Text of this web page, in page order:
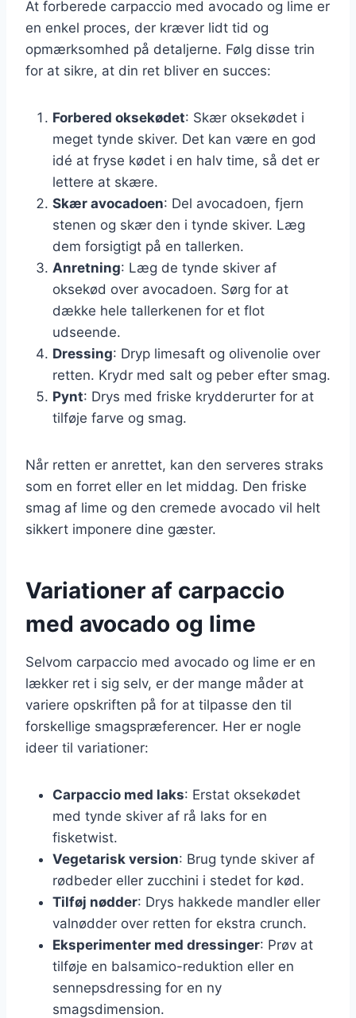
At forberede carpaccio med avocado og lime er
en enkel proces, der kræver lidt tid og
opmærksomhed på detaljerne. Følg disse trin
for at sikre, at din ret bliver en succes:
Forbered oksekødet: Skær oksekødet i
meget tynde skiver. Det kan være en god
idé at fryse kødet i en halv time, så det er
lettere at skære.
Skær avocadoen: Del avocadoen, fjern
stenen og skær den i tynde skiver. Læg
dem forsigtigt på en tallerken.
Anretning: Læg de tynde skiver af
oksekød over avocadoen. Sørg for at
dække hele tallerkenen for et flot
udseende.
Dressing: Dryp limesaft og olivenolie over
retten. Krydr med salt og peber efter smag.
Pynt: Drys med friske krydderurter for at
tilføje farve og smag.
Når retten er anrettet, kan den serveres straks
som en forret eller en let middag. Den friske
smag af lime og den cremede avocado vil helt
sikkert imponere dine gæster.
Variationer af carpaccio
med avocado og lime
Selvom carpaccio med avocado og lime er en
lækker ret i sig selv, er der mange måder at
variere opskriften på for at tilpasse den til
forskellige smagspræferencer. Her er nogle
ideer til variationer:
Carpaccio med laks: Erstat oksekødet
med tynde skiver af rå laks for en
fisketwist.
Vegetarisk version: Brug tynde skiver af
rødbeder eller zucchini i stedet for kød.
Tilføj nødder: Drys hakkede mandler eller
valnødder over retten for ekstra crunch.
Eksperimenter med dressinger: Prøv at
tilføje en balsamico-reduktion eller en
sennepsdressing for en ny
smagsdimension.